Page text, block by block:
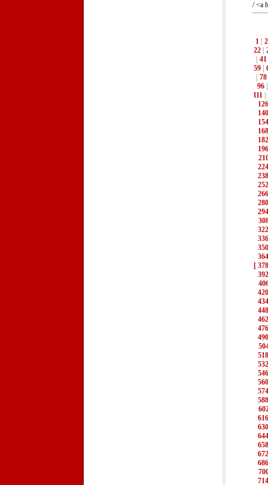
/ <a
1
2
22|
41
59|
78
96
111|
126
140
154
168
182
196
224
238
252
266
280
294
322
336
350
364
[
392
420
434
448
462
476
490
518
532
546
560
574
588
616
630
644
658
672
686
714